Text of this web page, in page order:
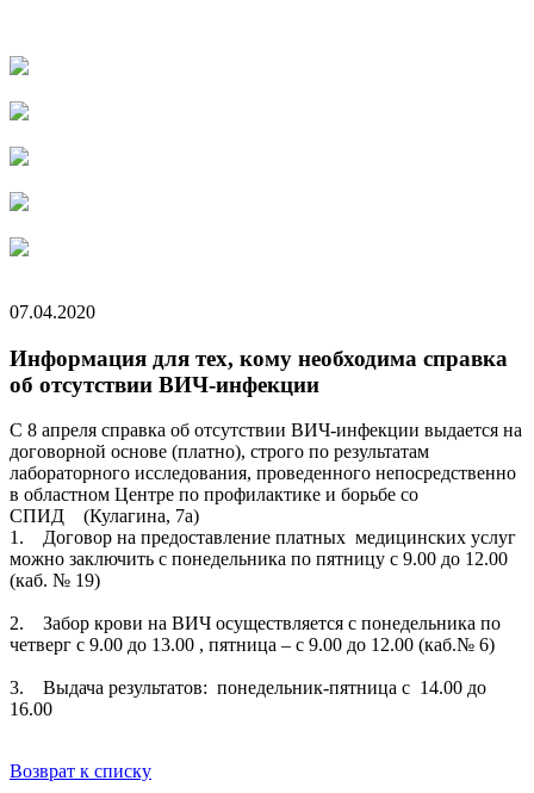
07.04.2020
Информация для тех, кому необходима справка
об отсутствии ВИЧ-инфекции
С 8 апреля справка об отсутствии ВИЧ-инфекции выдается на
договорной основе (платно), строго по результатам
лабораторного исследования, проведенного непосредственно
в областном Центре по профилактике и борьбе со
СПИД (Кулагина, 7а)
1. Договор на предоставление платных медицинских услуг
можно заключить с понедельника по пятницу с 9.00 до 12.00
(каб. № 19)
2. Забор крови на ВИЧ осуществляется с понедельника по
четверг с 9.00 до 13.00 , пятница – с 9.00 до 12.00 (каб.№ 6)
3. Выдача результатов: понедельник-пятница с 14.00 до
16.00
Возврат к списку